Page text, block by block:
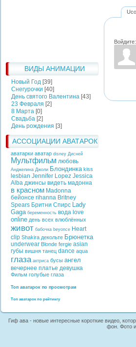
ВИДЫ АНИМАЦИИ
Новый Год [39]
Снегурочки [40]
День святого Валентина [43]
23 Февраля [2]
8 Марта [0]
Свадьба [2]
День рождения [3]
АССОЦИАЦИИ АВАТАРОК
аватарки аватар disney Дисней
Мультфильм любовь
Анджелина Джоли Блондинка kiss
lesbian Jennifer Lopez Jessica
Alba джинсы видеть мадонна
в красном Madonna
бейонсе rihanna Britney
Spears Бритни Спирс Lady
Gaga беременность вода love
online день всех влюблённых
живот бабочка beyonce Heart
clip Shakira декольте Брюнетка
underwear Blonde fergie asian
губы вишня танец dance aqua
глаза актриса бусы ангел
вечернее платье девушка
Фильм голубые глаза
Топ аватарок по просмотрам
Топ аватарок по рейтингу
Войдите:
Гиф ава - новые интересные короткие видео,
фон. Фото